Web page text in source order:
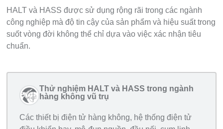
HALT và HASS được sử dụng rộng rãi trong các ngành
công nghiệp mà độ tin cậy của sản phẩm và hiệu suất trong
suốt vòng đời không thể chỉ dựa vào việc xác nhận tiêu
chuẩn.
Thử nghiệm HALT và HASS trong ngành
hàng không vũ trụ
Các thiết bị điện tử hàng không, hệ thống điện tử